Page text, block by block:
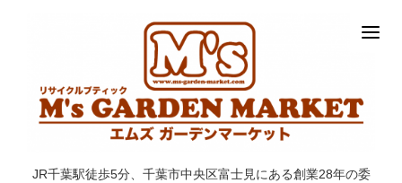
JR千葉駅徒歩5分、千葉市中央区富士見にある創業28年の委